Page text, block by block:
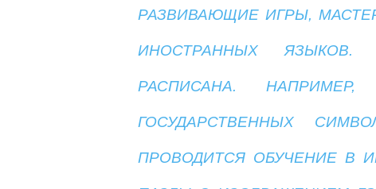
РАЗВИВАЮЩИЕ ИГРЫ,
ИНОСТРАННЫХ
РАСПИСАНА.
ГОСУДАРСТВЕННЫХ
ПРОВОДИТСЯ ОБУЧЕНИЕ В